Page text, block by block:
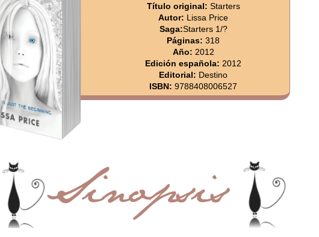
Título original: Starters
Autor: Lissa Price
Saga:Starters 1/?
Páginas: 318
Año: 2012
Edición española: 2012
Editorial: Destino
ISBN: 9788408006527